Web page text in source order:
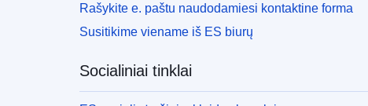
Rašykite e. paštu naudodamiesi kontaktine forma
Susitikime viename iš ES biurų
Socialiniai tinklai